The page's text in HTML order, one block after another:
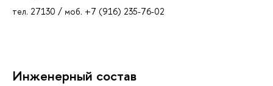
тел. 27130 / моб. +7 (916) 235-76-02
Инженерный состав